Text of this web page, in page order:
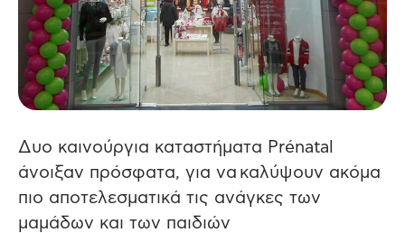
Δυο καινούργια καταστήματα Prénatal
άνοιξαν πρόσφατα, για να καλύψουν ακόμα
πιο αποτελεσματικά τις ανάγκες των
μαμάδων και των παιδιών